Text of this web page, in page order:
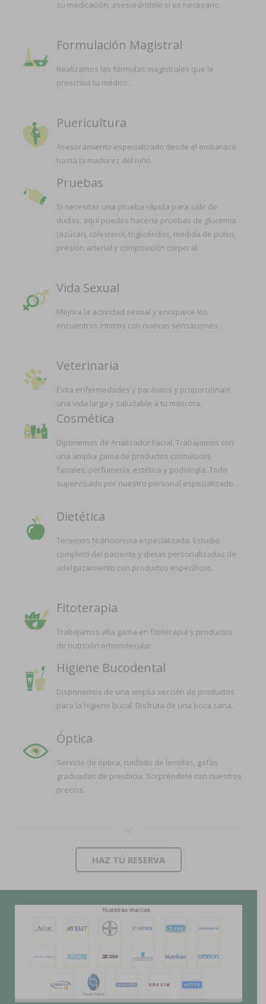
su medicación, asesorándole si es necesario.
Formulación Magistral
Realizamos las fórmulas magistrales que le
prescriba tu médico.
Puericultura
Asesoramiento especializado desde el embarazo
hasta la madurez del niño.
Pruebas
Si necesitas una prueba rápida para salir de
dudas, aquí puedes hacerte pruebas de glucemia
(azúcar), colesterol, triglicéridos, medida de pulso,
presión arterial y composición corporal.
Vida Sexual
Mejora la actividad sexual y enriquece los
encuentros íntimos con nuevas sensaciones.
Veterinaria
Evita enfermedades y parásitos y proporciónale
una vida larga y saludable a tu mascota.
Cosmética
Diponemos de Analizador Facial. Trabajamos con
una amplia gama de productos cosméticos
faciales, perfumería, estética y podología. Todo
supervisado por nuestro personal especializado.
Dietética
Tenemos Nutricionista especializada. Estudio
completo del paciente y dietas personalizadas de
adelgazamiento con productos específicos.
Fitoterapia
Trabajamos alta gama en fitoterapia y productos
de nutrición ortomolecular.
Higiene Bucodental
Disponemos de una amplia sección de productos
para la higiene bucal. Disfruta de una boca sana.
Óptica
Servicio de óptica, cuidado de lentillas, gafas
graduadas de presbicia. Sorpréndete con nuestros
precios.
HAZ TÚ RESERVA